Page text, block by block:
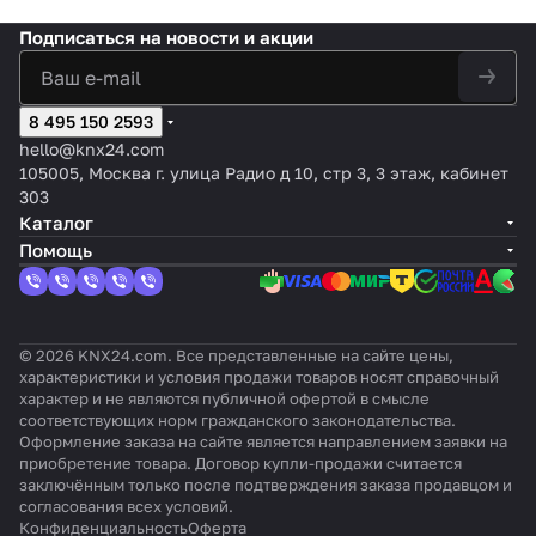
(RLC,
LED,
CFL),
4-
канал
ьный
постоя
нным
током,
каналь
ный
(RGB)
тов и
64
групп
канал –
2
канала
и
(RLC,
X2
CFL),
1-
NX
/D
ка
а,
4SU,
до 64
ЭКГ /
32
груп
канал
ов, 20
балла
Подписаться на новости и акции
8 495 150 2593
hello@knx24.com
105005, Москва г. улица Радио д 10, стр 3, 3 этаж, кабинет
303
Каталог
Помощь
© 2026 KNX24.com. Все представленные на сайте цены,
характеристики и условия продажи товаров носят справочный
характер и не являются публичной офертой в смысле
соответствующих норм гражданского законодательства.
Оформление заказа на сайте является направлением заявки на
приобретение товара. Договор купли-продажи считается
заключённым только после подтверждения заказа продавцом и
согласования всех условий.
КонфиденциальностьОферта